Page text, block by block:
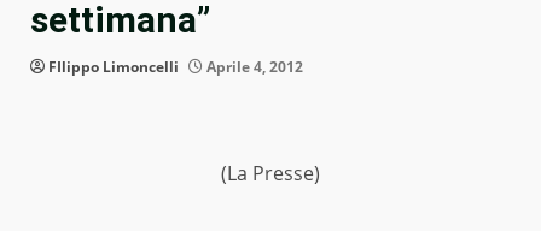
settimana”
FIlippo Limoncelli Aprile 4, 2012
(La Presse)